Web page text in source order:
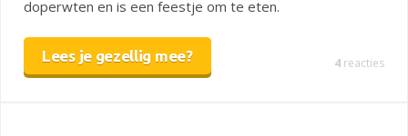
doperwten en is een feestje om te eten.
Lees je gezellig mee? 4 reacties